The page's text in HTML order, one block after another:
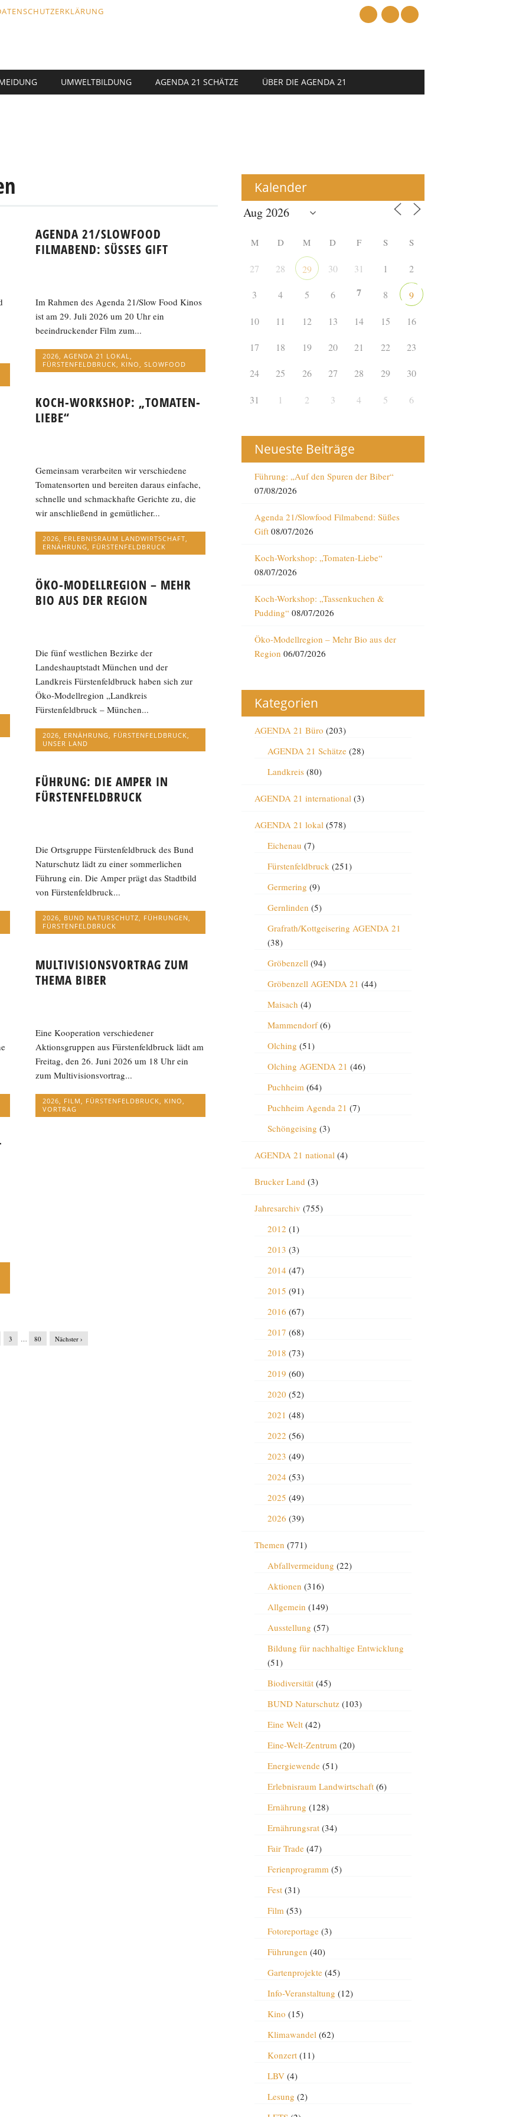
UMWELTBILDUNG AGENDA 21 SCHÄTZE ÜBER DIE AGENDA 21
AGENDA 21/SLOWFOOD
FILMABEND: SÜSSES GIFT
Im Rahmen des Agenda 21/Slow Food Kinos
ist am 29. Juli 2026 um 20 Uhr ein
beeindruckender Film zum...
2026 ,AGENDA 21 LOKAL
FÜRSTENFELDBRUCK
KINO ,SLOWFOOD
KOCH-WORKSHOP: „TOMATEN-
LIEBE“
Gemeinsam verarbeiten wir verschiedene
Tomatensorten und bereiten daraus einfache,
schnelle und schmackhafte Gerichte zu, die
wir anschließend in gemütlicher...
2026 ERLEBNISRAUM LANDWIRTSCHAFT
ERNÄHRUNG
FÜRSTENFELDBRUCK
ÖKO-MODELLREGION – MEHR
BIO AUS DER REGION
Die fünf westlichen Bezirke der
Landeshauptstadt München und der
Landkreis Fürstenfeldbruck haben sich zur
Öko-Modellregion „Landkreis
Fürstenfeldbruck – München...
2026, ERNÄHRUNG, FÜRSTENFELDBRUCK,
UNSER LAND
FÜHRUNG: DIE AMPER IN
FÜRSTENFELDBRUCK
Die Ortsgruppe Fürstenfeldbruck des Bund
Naturschutz lädt zu einer sommerlichen
Führung ein. Die Amper prägt das Stadtbild
von Fürstenfeldbruck...
2026, BUND NATURSCHUTZ, FÜHRUNGEN,
FÜRSTENFELDBRUCK
MULTIVISIONSVORTRAG ZUM
THEMA BIBER
Eine Kooperation verschiedener
Aktionsgruppen aus Fürstenfeldbruck lädt am
Freitag, den 26. Juni 2026 um 18 Uhr ein
zum Multivisionsvortrag...
2026 FILM FÜRSTENFELDBRUCK KINO
VORTRAG
3 … 80 Nächster ›
Kalender
M D M D F S S
27 28 29 30 31 1 2
3 4 5 6 7 8 9
10 11 12 13 14 15 16
17 18 19 20 21 22 23
24 25 26 27 28 29 30
31 1 2 3 4 5 6
Neueste Beiträge
Führung: „Auf den Spuren der Biber“
07/08/2026
Agenda 21/Slowfood Filmabend: Süßes
Gift 08/07/2026
Koch-Workshop: „Tomaten-Liebe“
08/07/2026
Koch-Workshop: „Tassenkuchen &
Pudding“ 08/07/2026
Öko-Modellregion – Mehr Bio aus der
Region 06/07/2026
Kategorien
AGENDA 21 Büro (203)
AGENDA 21 Schätze(28)
Landkreis(80)
AGENDA 21 international (3)
AGENDA 21 lokal (578)
Eichenau (7)
Fürstenfeldbruck (251)
Germering (9)
Gernlinden (5)
Grafrath/Kottgeisering AGENDA 21
(38)
Gröbenzell (94)
Gröbenzell AGENDA 21 (44)
Maisach (4)
Mammendorf(6)
Olching (51)
Olching AGENDA 21 (46)
Puchheim (64)
Puchheim Agenda 21 (7)
Schöngeising (3)
AGENDA 21 national (4)
Brucker Land (3)
Jahresarchiv (755)
2012 (1)
2013 (3)
2014 (47)
2015 (91)
2016 (67)
2017 (68)
2018 (73)
2019 (60)
2020 (52)
2021 (48)
2022 (56)
2023 (49)
2024 (53)
2025 (49)
2026 (39)
Themen (771)
Abfallvermeidung (22)
Aktionen (316)
Allgemein (149)
Ausstellung (57)
Bildung für nachhaltige Entwicklung
(51)
Biodiversität(45)
BUND Naturschutz(103)
Eine Welt(42)
Eine-Welt-Zentrum (20)
Energiewende(51)
Erlebnisraum Landwirtschaft(6)
Ernährung (128)
Ernährungsrat(34)
Fair Trade(47)
Ferienprogramm (5)
Fest(31)
Film (53)
Fotoreportage(3)
Führungen (40)
Gartenprojekte(45)
Info-Veranstaltung (12)
Kino (15)
Klimawandel (62)
Konzert(11)
LBV(4)
Lesung (2)